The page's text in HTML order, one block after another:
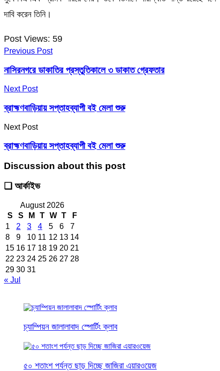
দাবি করেন তিনি।
Post Views: 59
Previous Post
নাসিরনগরে ডাকাতির প্রস্তুতিকালে ৩ ডাকাত গ্রেফতার
Next Post
ব্রাহ্মণবাড়িয়ায় সপ্তাহব্যাপী বই মেলা শুরু
Next Post
ব্রাহ্মণবাড়িয়ায় সপ্তাহব্যাপী বই মেলা শুরু
Discussion about this post
❑ আর্কাইভ
August 2026
S
S M T W T
F
1
2 3 4 5 6
7
8
9 10 11 12 13 14
15 16 17 18 19 20 21
22 23 24 25 26 27 28
29 30 31
« Jul
চ্যাম্পিয়ন জালালাবাদ স্পোর্টিং ক্লাব
৫০ শতাংশ পর্যন্ত ছাড় দিচ্ছে জাজিরা এয়ারওয়েজ